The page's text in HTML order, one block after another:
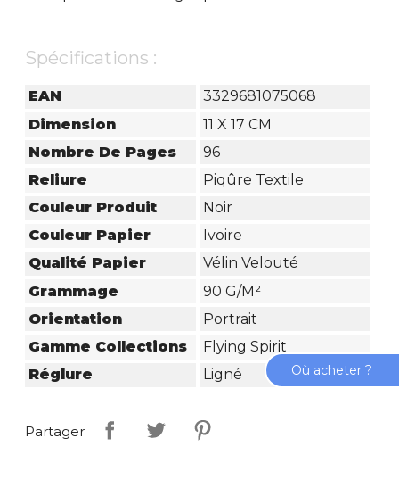
Spécifications :
EAN
3329681075068
Dimension
11 X 17 CM
Nombre De Pages
96
Reliure
Piqûre Textile
Couleur Produit
Noir
Couleur Papier
Ivoire
Qualité Papier
Vélin Velouté
Grammage
90 G/m²
Orientation
Portrait
Gamme Collections
Flying Spirit
Réglure
Ligné
Partager
Où acheter ?